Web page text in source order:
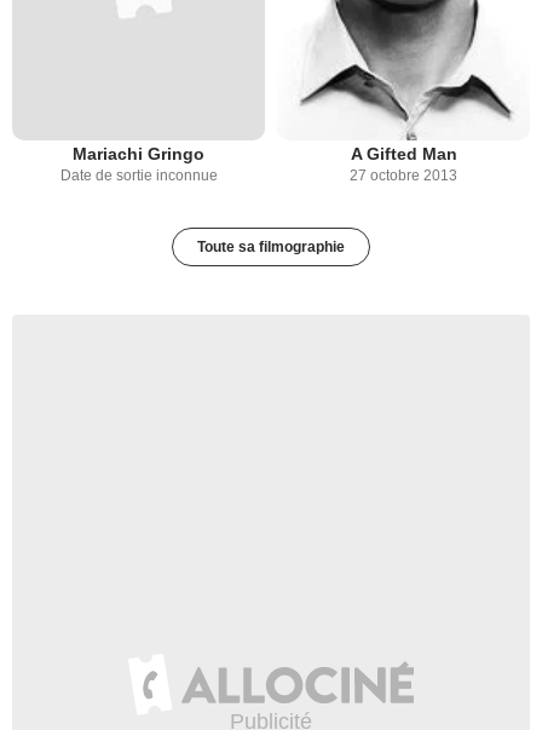
Mariachi Gringo
Date de sortie inconnue
A Gifted Man
27 octobre 2013
Toute sa filmographie